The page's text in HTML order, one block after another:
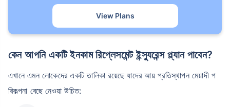
View Plans
কেন আপনি একটি ইনকাম রিপ্লেসমেন্ট ইন্স্যুরেন্স প্ল্যান পাবেন?
এখানে এমন লোকেদের একটি তালিকা রয়েছে যাদের আয় প্রতিস্থাপন মেয়াদী প
রিকল্পনা বেছে নেওয়া উচিত:
২৪ বছর ৩৪ বছর